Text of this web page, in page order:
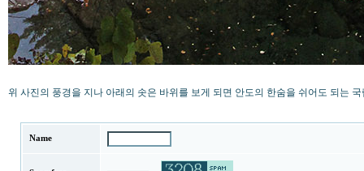
위 사진의 풍경을 지나 아래의 솟은 바위를 보게 되면 안도의 한숨을 쉬어도 되는
Name